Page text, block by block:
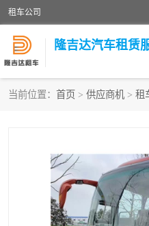
租车公司
隆吉达汽车租赁
当前位置： 首页 > 供应商机 > 租
大巴车